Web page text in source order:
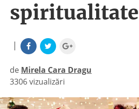
spiritualitate
|
de Mirela Cara Dragu
|
3306 vizualizări